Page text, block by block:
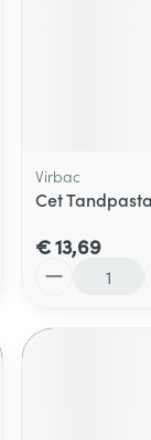
Virbac
Cet
€ 13,69